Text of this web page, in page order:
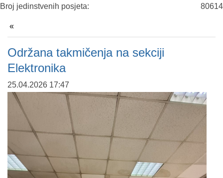
Broj jedinstvenih posjeta:
80614
Održana takmičenja na sekciji
Elektronika
25.04.2026 17:47